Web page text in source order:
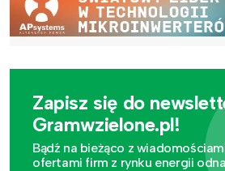
Zapisz się do
Gramwzielone.pl!
Bądź na bieżąco z
ofertami firm z rynku energii